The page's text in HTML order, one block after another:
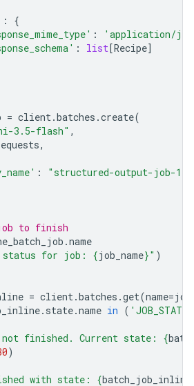
:
{
:
'application/
: list[Recipe]
= client.batches .create(
3.5-flash" ,
,
:
"structured-output-job-1"
to finish
.name
for job: {job_name}" )
= client.batches .get(name=
. state.name in (
not finished. Current state: {
)
with state: {batch_job_inline